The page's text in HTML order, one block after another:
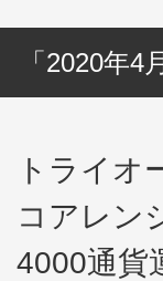
「2020年4
トライオ
コアレン
4000通貨